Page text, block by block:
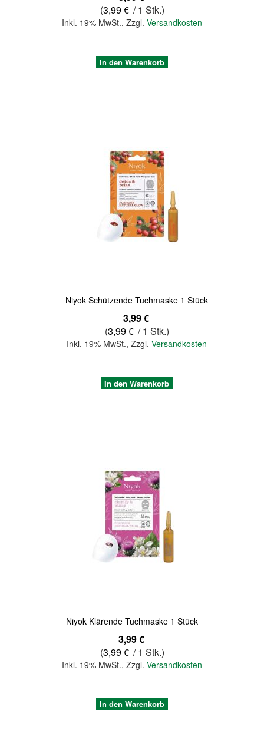
(3,99 € / 1 Stk.)
Inkl. 19% MwSt., Zzgl. Versandkosten
In den Warenkorb
Niyok Schützende Tuchmaske 1 Stück
3,99 €
(3,99 € / 1 Stk.)
Inkl. 19% MwSt.,Zzgl.Versandkosten
In den Warenkorb
Niyok Klärende Tuchmaske 1 Stück
3,99 €
(3,99 € / 1 Stk.)
Inkl. 19% MwSt., Zzgl. Versandkosten
In den Warenkorb